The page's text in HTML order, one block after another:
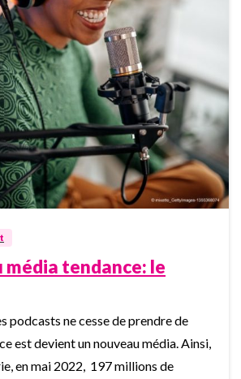
0
média tendance: le
podcasts ne cesse de prendre de
est devient un nouveau média. Ainsi,
en mai 2022, 197 millions de